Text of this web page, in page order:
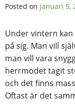
Posted on januari 5,
Under vintern
på sig. Man vill
man vill vara
herrmodet tagit
och det finns
Oftast är det